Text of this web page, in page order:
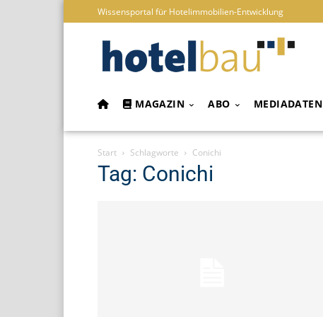
Wissensportal für Hotelimmobilien-Entwicklung
MAGAZIN ABO MEDIADATEN
Start Schlagworte Conichi
Tag: Conichi